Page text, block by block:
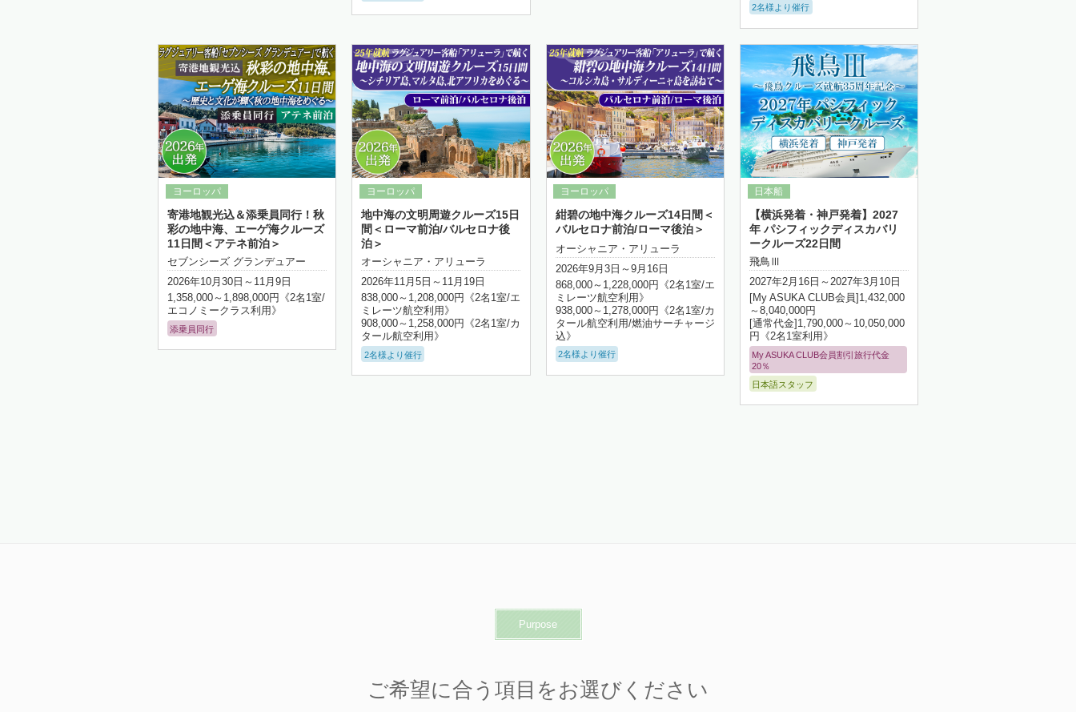
2名様より催行
寄港地観光込＆添乗員同行！秋
彩の地中海、エーゲ海クルーズ
11日間＜アテネ前泊＞
セブンシーズ グランデュアー
2026年10月30日～11月9日
1,358,000～1,898,000円《2名1室/
エコノミークラス利用》
添乗員同行
地中海の文明周遊クルーズ15日
間＜ローマ前泊/バルセロナ後
泊＞
オーシャニア・アリューラ
2026年11月5日～11月19日
838,000～1,208,000円《2名1室/エ
ミレーツ航空利用》
908,000～1,258,000円《2名1室/カ
タール航空利用》
2名様より催行
詳細はこちら
紺碧の地中海クルーズ14日間＜
バルセロナ前泊/ローマ後泊＞
オーシャニア・アリューラ
2026年9月3日～9月16日
868,000～1,228,000円《2名1室/エ
ミレーツ航空利用》
938,000～1,278,000円《2名1室/カ
タール航空利用/燃油サーチャージ
込》
2名様より催行
詳細はこちら
【横浜発着・神戸発着】2027
年 パシフィックディスカバリ
ークルーズ22日間
飛鳥Ⅲ
2027年2月16日～2027年3月10日
[My ASUKA CLUB会員]1,432,000
～8,040,000円
[通常代金]1,790,000～10,050,000
円《2名1室利用》
My ASUKA CLUB会員割引旅行代金
20％
日本語スタッフ
詳細はこちら
Purpose
ご希望に合う項目をお選びください